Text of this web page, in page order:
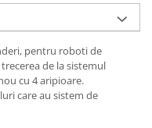
pentru roboti de
de la sistemul
cu 4 aripioare.
care au sistem de